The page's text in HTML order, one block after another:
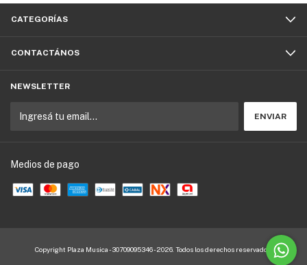
CATEGORÍAS
CONTACTÁNOS
NEWSLETTER
Medios de pago
Copyright Plaza Musica - 30709095346 - 2026. Todos los derechos reservados.